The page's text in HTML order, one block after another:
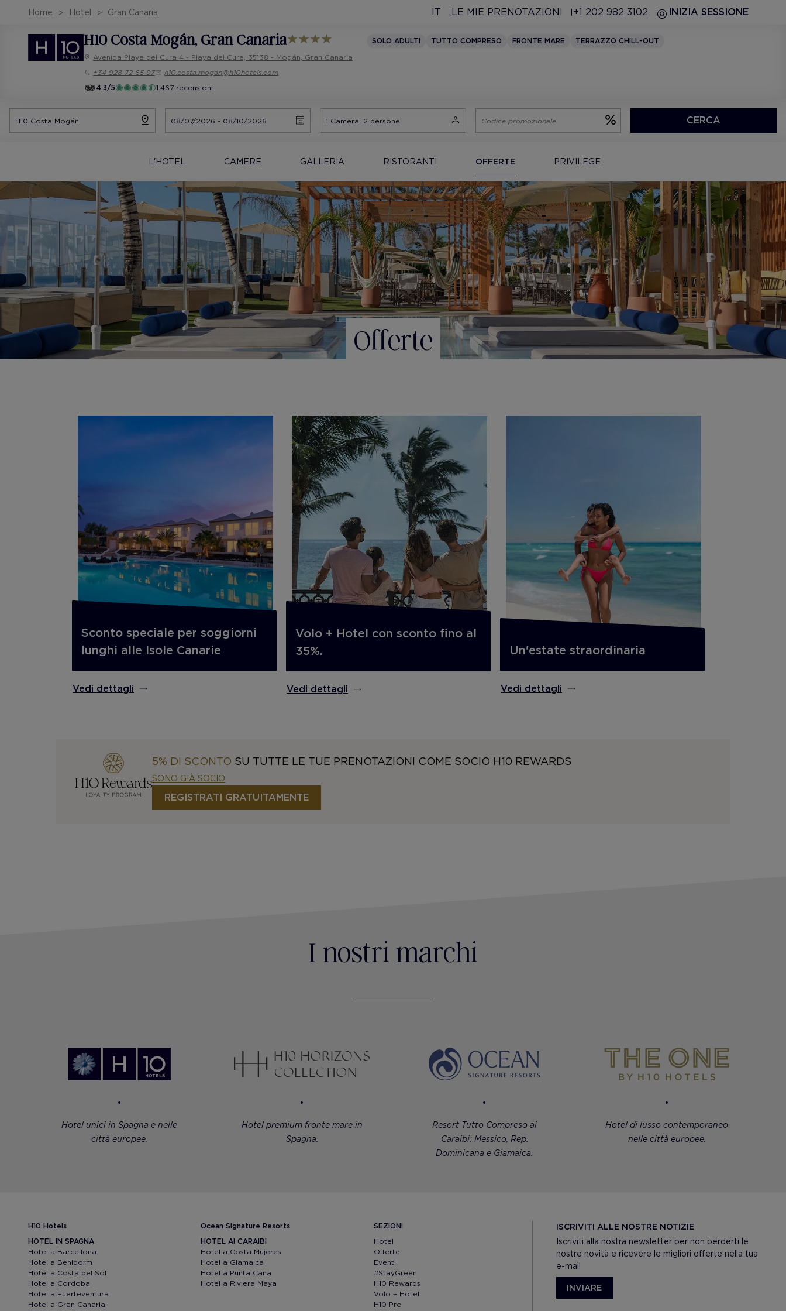
Home Hotel Gran Canaria IT LE MIE PRENOTAZIONI +1 202 982 3102 INIZIA SESSIONE
H10 Costa Mogán, Gran Canaria SOLO ADULTI TUTTO COMPRESO FRONTE MARE
TERRAZZO CHILL-OUT
Avenida Playa del Cura 4 - Playa del Cura, 35138 - Mogán, Gran Canaria
+34 928 72 65 97
h10.costa.mogan@h10hotels.com
4.3/5
1.467 recensioni
CERCA
L'HOTEL CAMERE GALLERIA RISTORANTI OFFERTE PRIVILEGE
Offerte
Sconto speciale per soggiorni
lunghi alle Isole Canarie
Vedi dettagli
Volo + Hotel con sconto fino al
35%.
Vedi dettagli
Un'estate straordinaria
Vedi dettagli
5% DI SCONTO SU TUTTE LE TUE PRENOTAZIONI COME SOCIO H10 REWARDS
SONO GIÀ SOCIO
REGISTRATI GRATUITAMENTE
I nostri marchi
Hotel unici in Spagna e nelle
città europee.
Hotel premium fronte mare in
Spagna.
Resort Tutto Compreso ai
Caraibi: Messico, Rep.
Dominicana e Giamaica.
Hotel di lusso contemporaneo
nelle città europee.
H10 Hotels
HOTEL IN SPAGNA
Hotel a Barcellona
Hotel a Benidorm
Hotel a Costa del Sol
Hotel a Cordoba
Hotel a Fuerteventura
Hotel a Gran Canaria
Ocean Signature Resorts
HOTEL AI CARAIBI
Hotel a Costa Mujeres
Hotel a Giamaica
Hotel a Punta Cana
Hotel a Riviera Maya
SEZIONI
Hotel
Offerte
Eventi
#StayGreen
H10 Rewards
Volo + Hotel
H10 Pro
ISCRIVITI ALLE NOSTRE NOTIZIE
Iscriviti alla nostra newsletter per non perderti le
nostre novità e ricevere le migliori offerte nella tua
e-mail
INVIARE